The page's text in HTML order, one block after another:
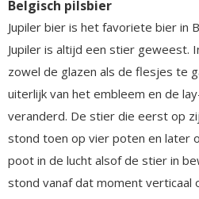
Belgisch pilsbier
Jupiler bier is het favoriete bier in
Jupiler is altijd een stier geweest.
zowel de glazen als de flesjes te
uiterlijk van het embleem en de
veranderd. De stier die eerst op
stond toen op vier poten en later
poot in de lucht alsof de stier in
stond vanaf dat moment verticaal